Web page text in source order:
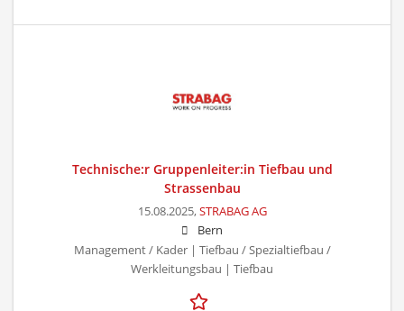
Technische:r Gruppenleiter:in Tiefbau und
Strassenbau
15.08.2025,STRABAG AG
Bern
Management / Kader | Tiefbau / Spezialtiefbau /
Werkleitungsbau | Tiefbau